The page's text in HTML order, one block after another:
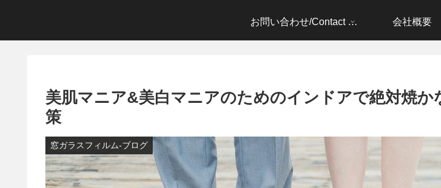
お問い合わせ/Contact form 会社概要
美肌マニア&美白マニアのためのインドアで絶対焼か
策
窓ガラスフィルム-ブログ